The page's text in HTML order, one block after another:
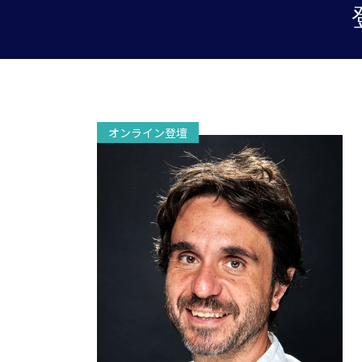
オンライン登壇